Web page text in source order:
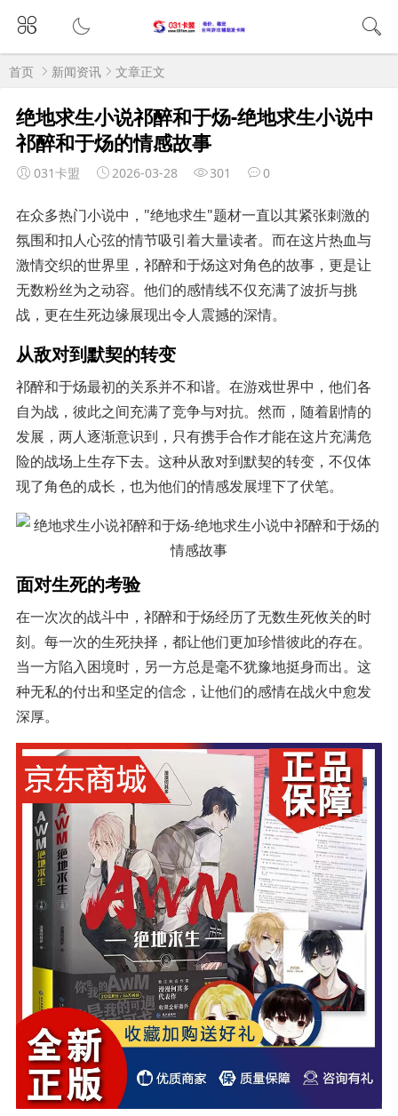
首页 新闻资讯 文章正文
绝地求生小说祁醉和于炀-绝地求生小说中
祁醉和于炀的情感故事
031卡盟 2026-03-28 301 0
在众多热门小说中，"绝地求生"题材一直以其紧张刺激的
氛围和扣人心弦的情节吸引着大量读者。而在这片热血与
激情交织的世界里，祁醉和于炀这对角色的故事，更是让
无数粉丝为之动容。他们的感情线不仅充满了波折与挑
战，更在生死边缘展现出令人震撼的深情。
从敌对到默契的转变
祁醉和于炀最初的关系并不和谐。在游戏世界中，他们各
自为战，彼此之间充满了竞争与对抗。然而，随着剧情的
发展，两人逐渐意识到，只有携手合作才能在这片充满危
险的战场上生存下去。这种从敌对到默契的转变，不仅体
现了角色的成长，也为他们的情感发展埋下了伏笔。
面对生死的考验
在一次次的战斗中，祁醉和于炀经历了无数生死攸关的时
刻。每一次的生死抉择，都让他们更加珍惜彼此的存在。
当一方陷入困境时，另一方总是毫不犹豫地挺身而出。这
种无私的付出和坚定的信念，让他们的感情在战火中愈发
深厚。